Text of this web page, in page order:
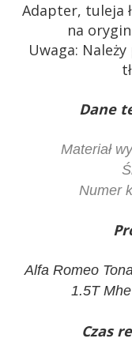
Adapter, tuleja
na
Uwaga:
Dane
Materiał
Numer
Alfa Romeo
1.5T
Czas